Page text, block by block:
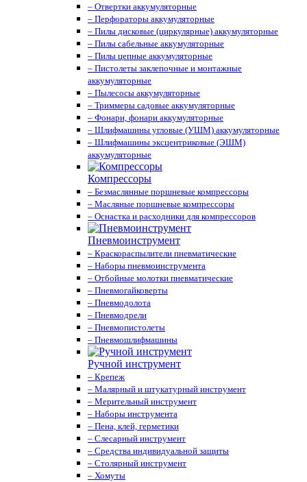
– Отвертки аккумуляторные
– Перфораторы аккумуляторные
– Пилы дисковые (циркулярные) аккумуляторные
– Пилы сабельные аккумуляторные
– Пилы цепные аккумуляторные
– Пистолеты заклепочные и монтажные
аккумуляторные
– Пылесосы аккумуляторные
– Триммеры садовые аккумуляторные
– Фонари, фонари аккумуляторные
– Шлифмашины угловые (УШМ) аккумуляторные
– Шлифмашины эксцентриковые (ЭШМ)
аккумуляторные
Компрессоры
– Безмаслянные поршневые компрессоры
– Масляные поршневые компрессоры
– Оснастка и расходники для компрессоров
Пневмоинструмент
– Краскораспылители пневматические
– Наборы пневмоинструмента
– Отбойные молотки пневматические
– Пневмогайковерты
– Пневмодолота
– Пневмодрели
– Пневмопистолеты
– Пневмошлифмашины
Ручной инструмент
– Крепеж
– Малярный и штукатурный инструмент
– Мерительный инструмент
– Наборы инструмента
– Пена, клей, герметики
– Слесарный инструмент
– Средства индивидуальной защиты
– Столярный инструмент
– Хомуты